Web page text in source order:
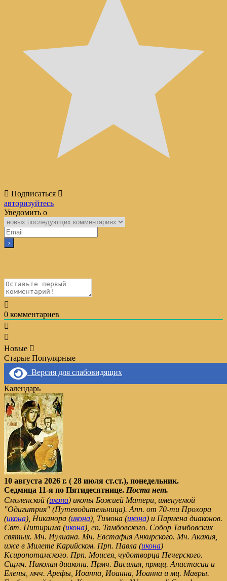
Подписаться
авторизуйтесь
Уведомить о
0 комментариев
Новые
Старые Популярные
Версия для слабовидящих
Календарь
10 августа 2026 г. ( 28 июля ст.ст.), понедельник.
Седмица 11-я по Пятидесятнице. Поста нет.
Смоленской (икона) иконы Божией Матери, именуемой
"Одигитрия" (Путеводительница). Апп. от 70-ти Прохора
(икона), Никанора (икона), Тимона (икона) и Пармена диаконов.
Свт. Питирима (икона), еп. Тамбовского. Собор Тамбовских
святых. Мч. Иулиана. Мч. Евстафия Анкирского. Мч. Акакия,
иже в Милете Карийском. Прп. Павла (икона)
Ксиропотамского. Прп. Моисея, чудотворца Печерского.
Сщмч. Николая диакона. Прмч. Василия, прмцц. Анастасии и
Елены, мчч. Арефы, Иоанна, Иоанна, Иоанна и мц. Мавры.